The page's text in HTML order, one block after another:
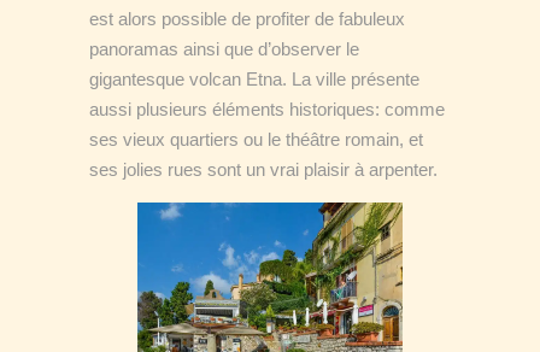
est alors possible de profiter de fabuleux
panoramas ainsi que d’observer le
gigantesque volcan Etna. La ville présente
aussi plusieurs éléments historiques: comme
ses vieux quartiers ou le théâtre romain, et
ses jolies rues sont un vrai plaisir à arpenter.